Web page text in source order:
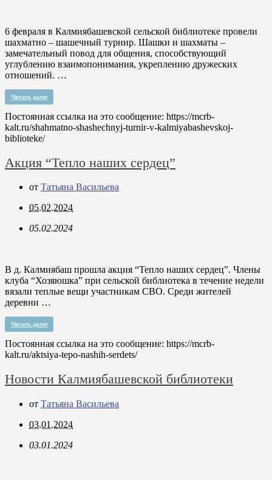
6 февраля в Калмиябашевской сельской библиотеке провели
шахматно – шашечный турнир. Шашки и шахматы –
замечательный повод для общения, способствующий
углублению взаимопонимания, укреплению дружеских
отношений. …
Читать далее
Постоянная ссылка на это сообщение: https://mcrb-
kalt.ru/shahmatno-shashechnyj-turnir-v-kalmiyabashevskoj-
biblioteke/
Акция “Тепло наших сердец”
от Татьяна Васильева
05.02.2024
05.02.2024
В д. Калмиябаш прошла акция “Тепло наших сердец”. Члены
клуба “Хозяюшка” при сельской библиотека в течение недели
вязали теплые вещи участникам СВО. Среди жителей
деревни …
Читать далее
Постоянная ссылка на это сообщение: https://mcrb-
kalt.ru/aktsiya-tepo-nashih-serdets/
Новости Калмиябашевской библиотеки
от Татьяна Васильева
03.01.2024
03.01.2024